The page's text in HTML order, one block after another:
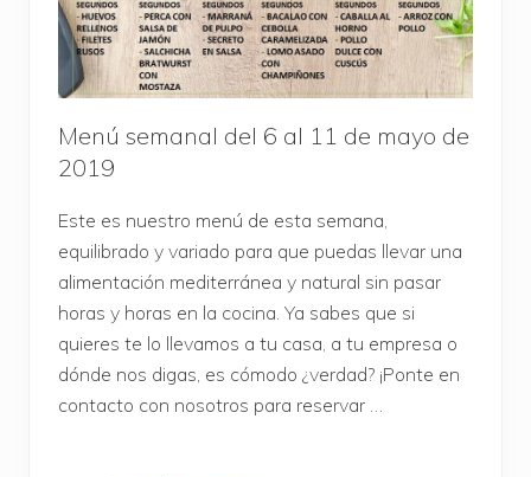
Menú semanal del 6 al 11 de mayo de
2019
Este es nuestro menú de esta semana,
equilibrado y variado para que puedas llevar una
alimentación mediterránea y natural sin pasar
horas y horas en la cocina. Ya sabes que si
quieres te lo llevamos a tu casa, a tu empresa o
dónde nos digas, es cómodo ¿verdad? ¡Ponte en
contacto con nosotros para reservar …